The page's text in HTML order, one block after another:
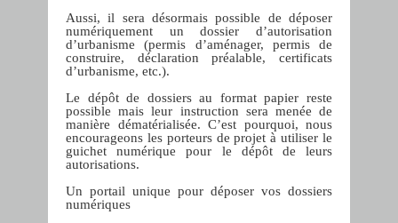
Aussi, il sera désormais possible de déposer
numériquement un dossier d’autorisation
d’urbanisme (permis d’aménager, permis de
construire, déclaration préalable, certificats
d’urbanisme, etc.).
Le dépôt de dossiers au format papier reste
possible mais leur instruction sera menée de
manière dématérialisée. C’est pourquoi, nous
encourageons les porteurs de projet à utiliser le
guichet numérique pour le dépôt de leurs
autorisations.
Un portail unique pour déposer vos dossiers
numériques